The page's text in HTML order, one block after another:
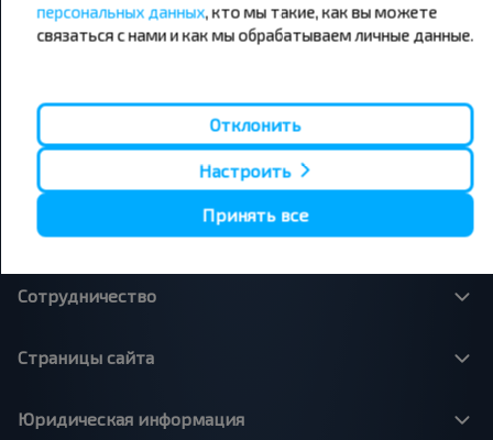
Вильнюс - Минск
Минск - Вильнюс
Минск - Москва
Москва - Барановичи
О нас
Сотрудничество
Страницы сайта
Юридическая информация
персональных данных, кто мы такие, как вы можете
связаться с нами и как мы обрабатываем личные данные.
Отклонить
Настроить
Принять все